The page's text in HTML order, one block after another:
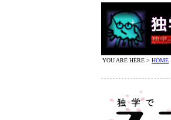
YOU ARE HERE > HOME